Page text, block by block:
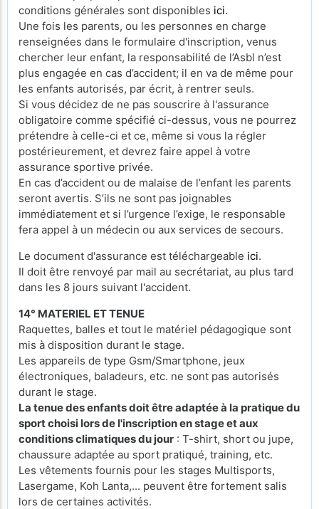
conditions générales sont disponibles ici.
Une fois les parents, ou les personnes en charge
renseignées dans le formulaire d'inscription, venus
chercher leur enfant, la responsabilité de l’Asbl n’est
plus engagée en cas d’accident; il en va de même pour
les enfants autorisés, par écrit, à rentrer seuls.
Si vous décidez de ne pas souscrire à l'assurance
obligatoire comme spécifié ci-dessus, vous ne pourrez
prétendre à celle-ci et ce, même si vous la régler
postérieurement, et devrez faire appel à votre
assurance sportive privée.
En cas d’accident ou de malaise de l’enfant les parents
seront avertis. S’ils ne sont pas joignables
immédiatement et si l’urgence l’exige, le responsable
fera appel à un médecin ou aux services de secours.
Le document d'assurance est téléchargeable ici.
Il doit être renvoyé par mail au secrétariat, au plus tard
dans les 8 jours suivant l'accident.
14° MATERIEL ET TENUE
Raquettes, balles et tout le matériel pédagogique sont
mis à disposition durant le stage.
Les appareils de type Gsm/Smartphone, jeux
électroniques, baladeurs, etc. ne sont pas autorisés
durant le stage.
La tenue des enfants doit être adaptée à la pratique du
sport choisi lors de l'inscription en stage et aux
conditions climatiques du jour : T-shirt, short ou jupe,
chaussure adaptée au sport pratiqué, training, etc.
Les vêtements fournis pour les stages Multisports,
Lasergame, Koh Lanta,... peuvent être fortement salis
lors de certaines activités.